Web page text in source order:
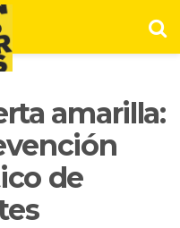
amarilla:
de